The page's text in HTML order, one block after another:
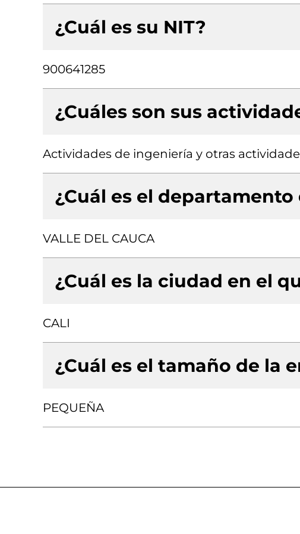
¿Cuál es su NIT?
900641285
¿Cuáles son sus
Actividades de ingeniería y otras
¿Cuál es el
VALLE DEL CAUCA
¿Cuál es la ciudad en el
CALI
¿Cuál es el tamaño de la
PEQUEÑA